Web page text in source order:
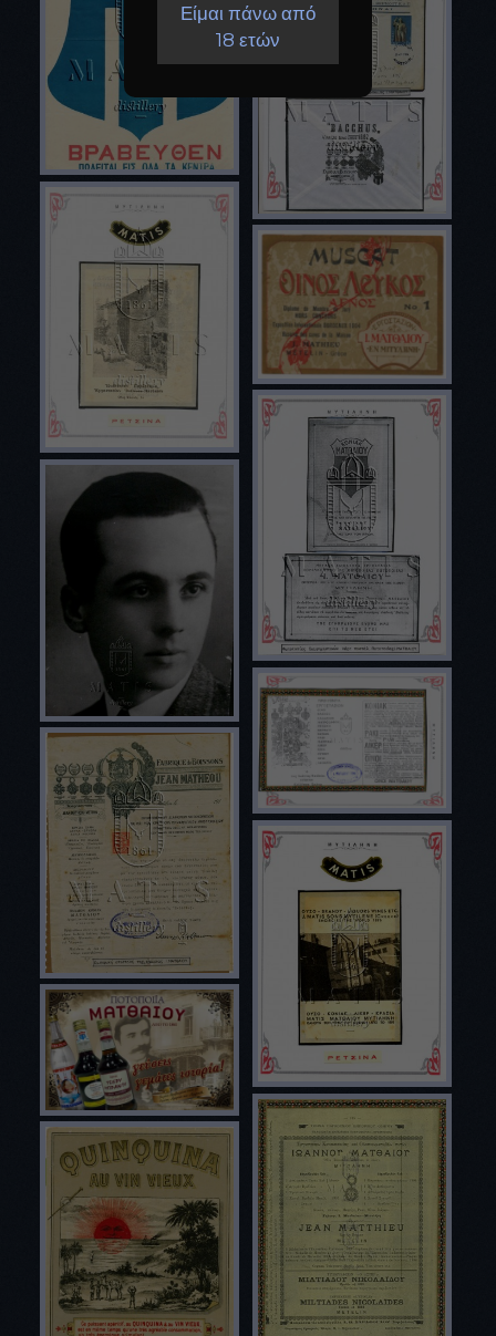
Είμαι πάνω από
18 ετών